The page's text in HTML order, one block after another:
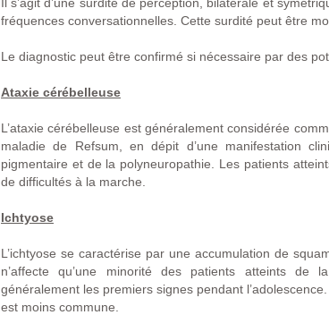
fréquences conversationnelles. Cette surdité peut être
Le diagnostic peut être confirmé si nécessaire par des
Ataxie cérébelleuse
L’ataxie cérébelleuse est généralement considérée
maladie de Refsum, en dépit d’une manifestation
pigmentaire et de la polyneuropathie. Les patients
de difficultés à la marche.
Ichtyose
L’ichtyose se caractérise par une accumulation de
n’affecte qu’une minorité des patients atteints de
généralement les premiers signes pendant
est moins commune.